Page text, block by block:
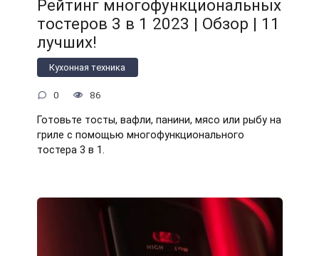
Рейтинг многофункциональных
тостеров 3 в 1 2023 | Обзор | 11
лучших!
Кухонная техника
0 86
Готовьте тосты, вафли, панини, мясо или рыбу на
гриле с помощью многофункционального
тостера 3 в 1.